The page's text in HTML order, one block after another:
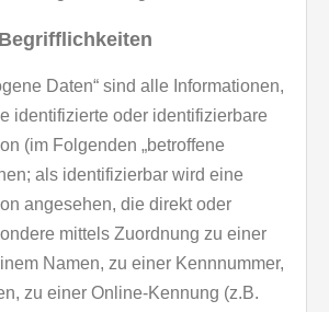
Daten“ sind alle Informationen,
identifizierte oder identifizierbare
(im Folgenden „betroffene
als identifizierbar wird eine
angesehen, die direkt oder
mittels Zuordnung zu einer
Namen, zu einer Kennnummer,
zu einer Online-Kennung (z.B.